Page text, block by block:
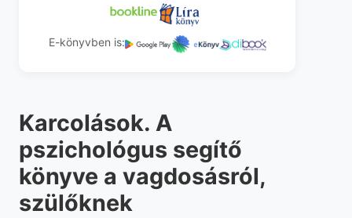
E-könyvben is:
Karcolások. A
pszichológus segítő
könyve a vagdosásról,
szülőknek